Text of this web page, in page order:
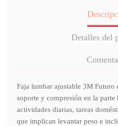
Detalles del
Faja lumbar ajustable 3M Futuro
soporte y compresión en la parte
actividades diarias, tareas
que implican levantar peso e